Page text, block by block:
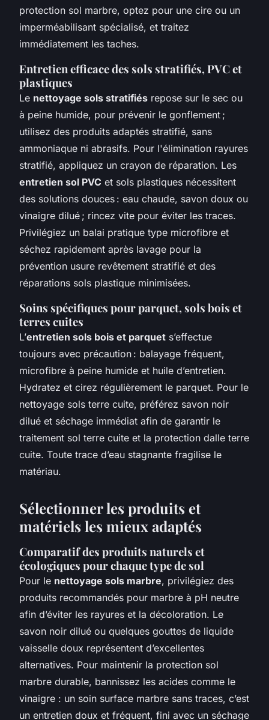
protection sol marbre, optez pour une cire ou un
imperméabilisant spécialisé, et traitez
immédiatement les taches.
Entretien efficace des sols stratifiés, PVC et
plastiques
Le nettoyage sols stratifiés repose sur le sec ou
à peine humide, pour prévenir le gonflement ;
utilisez des produits adaptés stratifié, sans
ammoniaque ni abrasifs. Pour l'élimination rayures
stratifié, appliquez un crayon de réparation. Les
entretien sol PVC et sols plastiques nécessitent
des solutions douces : eau chaude, savon doux ou
vinaigre dilué ; rincez vite pour éviter les traces.
Privilégiez un balai pratique type microfibre et
séchez rapidement après lavage pour la
prévention usure revêtement stratifié et des
réparations sols plastique minimisées.
Soins spécifiques pour parquet, sols bois et
terres cuites
L’entretien sols bois et parquet s’effectue
toujours avec précaution : balayage fréquent,
microfibre à peine humide et huile d’entretien.
Hydratez et cirez régulièrement le parquet. Pour le
nettoyage sols terre cuite, préférez savon noir
dilué et séchage immédiat afin de garantir le
traitement sol terre cuite et la protection dalle terre
cuite. Toute trace d’eau stagnante fragilise le
matériau.
Sélectionner les produits et
matériels les mieux adaptés
Comparatif des produits naturels et
écologiques pour chaque type de sol
Pour le nettoyage sols marbre, privilégiez des
produits recommandés pour marbre à pH neutre
afin d’éviter les rayures et la décoloration. Le
savon noir dilué ou quelques gouttes de liquide
vaisselle doux représentent d’excellentes
alternatives. Pour maintenir la protection sol
marbre durable, bannissez les acides comme le
vinaigre : un soin surface marbre sans traces, c’est
un entretien doux et fréquent, fini avec un séchage